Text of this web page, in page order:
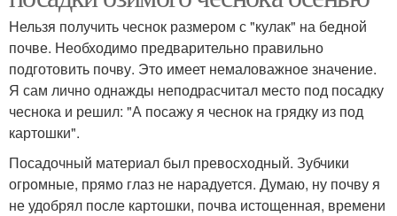
Нельзя получить чеснок размером с "кулак" на бедной
почве. Необходимо предварительно правильно
подготовить почву. Это имеет немаловажное значение.
Я сам лично однажды неподрасчитал место под посадку
чеснока и решил: "А посажу я чеснок на грядку из под
картошки".
Посадочный материал был превосходный. Зубчики
огромные, прямо глаз не нарадуется. Думаю, ну почву я
не удобрял после картошки, почва истощенная, времени